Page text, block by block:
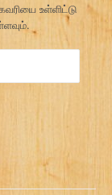
உள்ளிட்டு